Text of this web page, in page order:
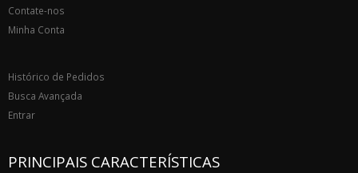
Contate-nos
Minha Conta
Histórico de Pedidos
Busca Avançada
Entrar
PRINCIPAIS CARACTERÍSTICAS